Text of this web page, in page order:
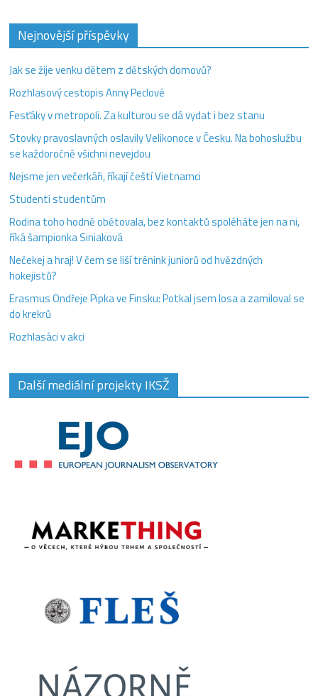
Nejnovější příspěvky
Jak se žije venku dětem z dětských domovů?
Rozhlasový cestopis Anny Peclové
Fesťáky v metropoli. Za kulturou se dá vydat i bez stanu
Stovky pravoslavných oslavily Velikonoce v Česku. Na bohoslužbu
se každoročně všichni nevejdou
Nejsme jen večerkáři, říkají čeští Vietnamci
Studenti studentům
Rodina toho hodně obětovala, bez kontaktů spoléháte jen na ni,
říká šampionka Siniaková
Nečekej a hraj! V čem se liší trénink juniorů od hvězdných
hokejistů?
Erasmus Ondřeje Pipka ve Finsku: Potkal jsem losa a zamiloval se
do krekrů
Rozhlasáci v akci
Další mediální projekty IKSŽ